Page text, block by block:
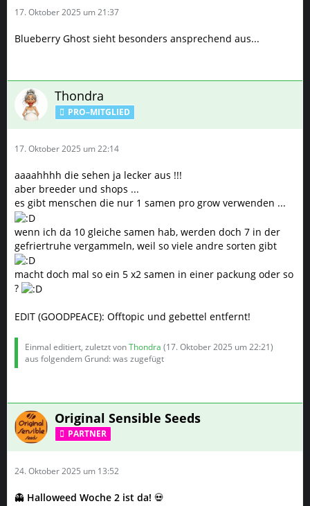
17. Oktober 2025 um 21:37
Blueberry Ghost sieht besonders ansprechend aus...
Thondra
PRO–MITGLIED
17. Oktober 2025 um 22:14
aaaahhhh die sehen ja lecker aus !!!
aber breeder und shops ...
es gibt menschen die nur 1 samen pro grow verwenden ...
wenn ich da 10 gleiche samen hab, werden doch 7 in der
gefriertruhe vergammeln, weil so viele andre sorten gibt
macht doch mal so ein 5 x2 samen in einer packung oder so
?
EDIT (GOODPEACE): Offtopic und gebettel entfernt!
Einmal editiert, zuletzt vonThondra (17. Oktober 2025 um 22:21)
aus folgendem Grund: was zugefügt
Original Sensible Seeds
PARTNER
24. Oktober 2025 um 13:52
👻 Halloweed Woche 2 ist da! 💀